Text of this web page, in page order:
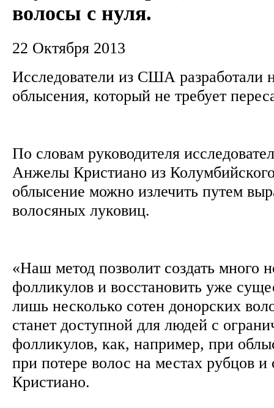
волосы с нуля.
22 Октября 2013
Исследователи из США разработали
облысения, который не требует
По словам руководителя
Анжелы Кристиано из
облысение можно излечить путем
волосяных луковиц.
«Наш метод позволит создать много
фолликулов и восстановить уже
лишь несколько сотен донорских
станет доступной для людей с
фолликулов, как, например, при
при потере волос на местах рубцов
Кристиано.